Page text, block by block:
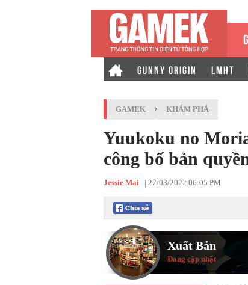
GUNNY ORIGIN LMHT
GAMEK › KHÁM PHÁ
Yuukoku no
công bố bản
Jessie Mai | 27/03/2022 06:05 PM
Xuất Bản
Đang cập nhật